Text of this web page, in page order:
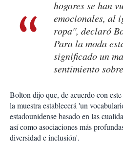
hogares se han
emocionales, al
ropa'', declaró
Para la moda
significado un
sentimiento
Bolton dijo que, de acuerdo con
la muestra establecerá 'un
estadounidense basado en las
así como asociaciones más
diversidad e inclusión'.